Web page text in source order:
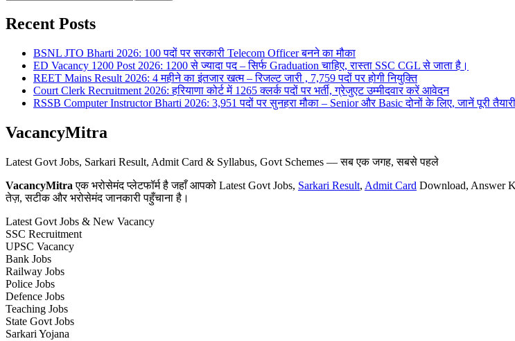
Recent Posts
BSNL JTO Bharti 2026: 100 पदों पर सरकारी Telecom Officer बनने का मौका
ED Vacancy 1200 Post 2026: 1200 से ज्यादा पद – सिर्फ Graduation चाहिए, रास्ता SSC CGL से जाता है।
REET Mains Result 2026: 4 महीने का इंतजार खत्म – रिजल्ट जारी , 7,759 पदों पर होगी नियुक्ति
Court Clerk Recruitment 2026: हरियाणा कोर्ट में 1265 क्लर्क पदों पर भर्ती, ग्रेजुएट उम्मीदवार करें आवेदन
RSSB Computer Instructor Bharti 2026: 3,951 पदों पर सुनहरा मौका – Senior और Basic दोनों के लिए, जानें पूरी
VacancyMitra
Latest Govt Jobs, Sarkari Result, Admit Card & Syllabus, Govt Schemes — सब एक जगह, सबसे पहले
VacancyMitra एक भरोसेमंद प्लेटफॉर्म है जहाँ आपको Latest Govt Jobs, Sarkari Result, Admit Card Download, Answer
तेज़, सटीक और भरोसेमंद जानकारी पहुँचाना है।
Latest Govt Jobs & New Vacancy
SSC Recruitment
UPSC Vacancy
Bank Jobs
Railway Jobs
Police Jobs
Defence Jobs
Teaching Jobs
State Govt Jobs
Sarkari Yojana